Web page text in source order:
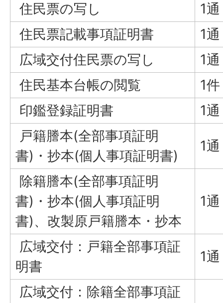
住民票の写し
1通
住民票記載事項証明書
1通
広域交付住民票の写し
1通
住民基本台帳の閲覧
1件
印鑑登録証明書
1通
戸籍謄本(全部事項証明
書)・抄本(個人事項証明書)
1通
除籍謄本(全部事項証明
書)・抄本(個人事項証明
書)、改製原戸籍謄本・抄本
1通
広域交付：戸籍全部事項証
明書
1通
広域交付：除籍全部事項証